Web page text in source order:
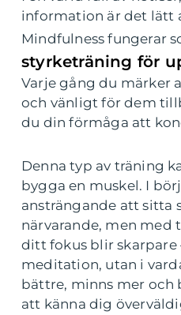
information är det lätt
Mindfulness fungerar
styrketräning för
Varje gång du märker
och vänligt för dem
du din förmåga att
Denna typ av träning
bygga en muskel. I
ansträngande att sitta
närvarande, men med
ditt fokus blir skarpare
meditation, utan i
bättre, minns mer och
att känna dig